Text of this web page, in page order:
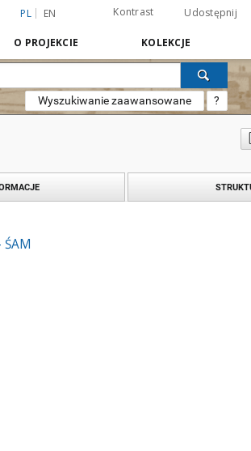
PL EN Kontrast Udostępnij
O PROJEKCIE KOLEKCJE
Wyszukiwanie zaawansowane ?